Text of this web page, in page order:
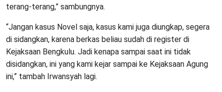
terang-terang,” sambungnya.
“Jangan kasus Novel saja, kasus kami juga diungkap, segera
di sidangkan, karena berkas beliau sudah di register di
Kejaksaan Bengkulu. Jadi kenapa sampai saat ini tidak
disidangkan, ini yang kami kejar sampai ke Kejaksaan Agung
ini,” tambah Irwansyah lagi.